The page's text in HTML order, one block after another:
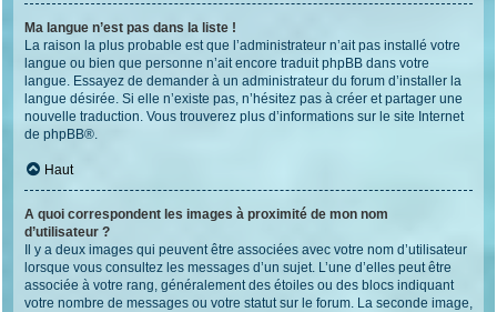
Ma langue n’est pas dans la liste !
La raison la plus probable est que l’administrateur n’ait pas installé votre
langue ou bien que personne n’ait encore traduit phpBB dans votre
langue. Essayez de demander à un administrateur du forum d’installer la
langue désirée. Si elle n’existe pas, n’hésitez pas à créer et partager une
nouvelle traduction. Vous trouverez plus d’informations sur le site Internet
de phpBB®.
Haut
A quoi correspondent les images à proximité de mon nom
d’utilisateur ?
Il y a deux images qui peuvent être associées avec votre nom d’utilisateur
lorsque vous consultez les messages d’un sujet. L’une d’elles peut être
associée à votre rang, généralement des étoiles ou des blocs indiquant
votre nombre de messages ou votre statut sur le forum. La seconde image,